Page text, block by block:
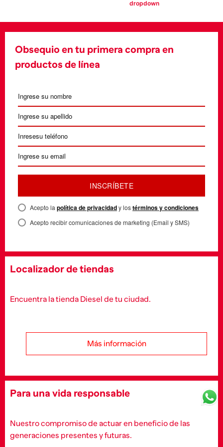
Obsequio en tu primera compra en
productos de línea
INSCRÍBETE
Acepto la política de privacidady lostérminos y condiciones
Acepto recibir comunicaciones de marketing (Email y SMS)
Localizador de tiendas
Encuentra la tienda Diesel de tu ciudad.
Más información
Para una vida responsable
Nuestro compromiso de actuar en beneficio de las
generaciones presentes y futuras.